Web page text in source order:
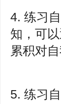
4. 练习
知，可
累积对
5. 练习